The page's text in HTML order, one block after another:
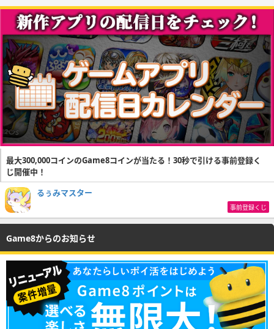
最大300,000コインのGame8コインが当たる！30秒で引ける事前登録く
じ開催中！
るぅみマスター
事前登録くじ
Game8からのお知らせ